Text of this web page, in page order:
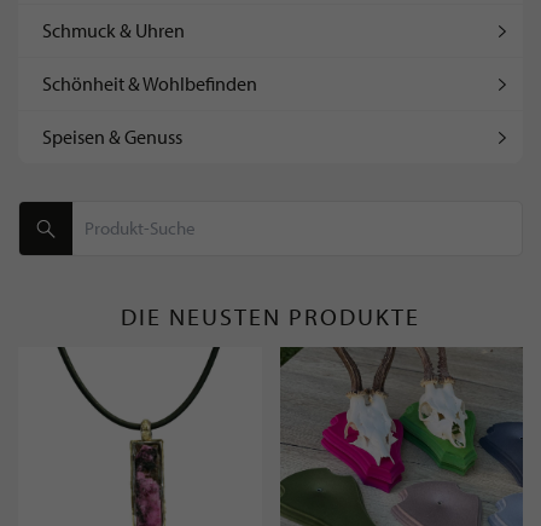
Schmuck & Uhren
Schönheit & Wohlbefinden
Speisen & Genuss
DIE NEUSTEN PRODUKTE